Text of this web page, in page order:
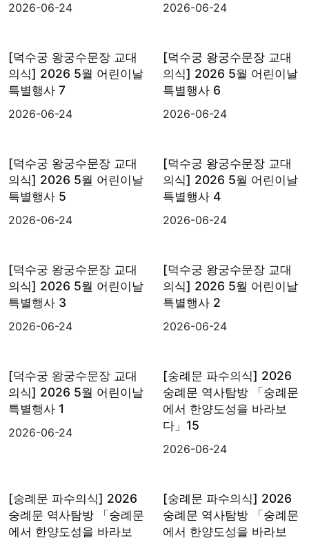
2026-06-24 2026-06-24
[덕수궁 왕궁수문장 교대
의식] 2026 5월 어린이날
특별행사 7
2026-06-24
[덕수궁 왕궁수문장 교대
의식] 2026 5월 어린이날
특별행사 6
2026-06-24
[덕수궁 왕궁수문장 교대
의식] 2026 5월 어린이날
특별행사 5
2026-06-24
[덕수궁 왕궁수문장 교대
의식] 2026 5월 어린이날
특별행사 4
2026-06-24
[덕수궁 왕궁수문장 교대
의식] 2026 5월 어린이날
특별행사 3
2026-06-24
[덕수궁 왕궁수문장 교대
의식] 2026 5월 어린이날
특별행사 2
2026-06-24
[덕수궁 왕궁수문장 교대
의식] 2026 5월 어린이날
특별행사 1
2026-06-24
[숭례문 파수의식] 2026
숭례문 역사탐방 「숭례문
에서 한양도성을 바라보
다」15
2026-06-24
[숭례문 파수의식] 2026
숭례문 역사탐방 「숭례문
에서 한양도성을 바라보
[숭례문 파수의식] 2026
숭례문 역사탐방 「숭례문
에서 한양도성을 바라보